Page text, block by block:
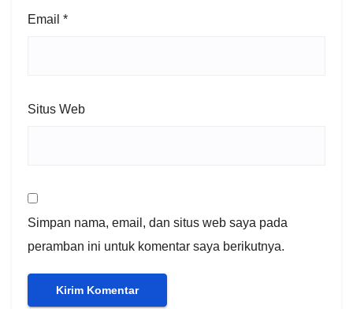
Email *
Situs Web
Simpan nama, email, dan situs web saya pada
peramban ini untuk komentar saya berikutnya.